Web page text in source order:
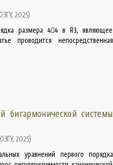
, 2025)
размера 44 в R3, являющее
проводится непосредственная
бигармонической системы
, 2025)
уравнений первого порядка